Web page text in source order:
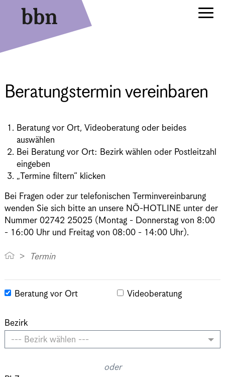
Beratungstermin vereinbaren
Beratung vor Ort, Videoberatung oder beides
auswählen
Bei Beratung vor Ort: Bezirk wählen oder Postleitzahl
eingeben
„Termine filtern“ klicken
Bei Fragen oder zur telefonischen Terminvereinbarung
wenden Sie sich bitte an unsere NÖ-HOTLINE unter der
Nummer 02742 25025 (Montag - Donnerstag von 8:00
- 16:00 Uhr und Freitag von 08:00 - 14:00 Uhr).
Termin
Beratung vor Ort Videoberatung
Bezirk
--- Bezirk wählen ---
oder